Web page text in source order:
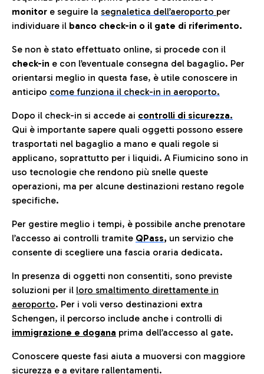
monitor e seguire la segnaletica dell’aeroporto per
individuare il banco check-in o il gate di riferimento.
Se non è stato effettuato online, si procede con il
check-in e con l’eventuale consegna del bagaglio. Per
orientarsi meglio in questa fase, è utile conoscere in
anticipo come funziona il check-in in aeroporto.
Dopo il check-in si accede ai controlli di sicurezza.
Qui è importante sapere quali oggetti possono essere
trasportati nel bagaglio a mano e quali regole si
applicano, soprattutto per i liquidi. A Fiumicino sono in
uso tecnologie che rendono più snelle queste
operazioni, ma per alcune destinazioni restano regole
specifiche.
Per gestire meglio i tempi, è possibile anche prenotare
l’accesso ai controlli tramite QPass, un servizio che
consente di scegliere una fascia oraria dedicata.
In presenza di oggetti non consentiti, sono previste
soluzioni per il loro smaltimento direttamente in
aeroporto. Per i voli verso destinazioni extra
Schengen, il percorso include anche i controlli di
immigrazione e dogana prima dell’accesso al gate.
Conoscere queste fasi aiuta a muoversi con maggiore
sicurezza e a evitare rallentamenti.